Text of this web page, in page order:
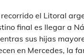
el Litoral
final es llegar a
sus hijas
en Mercedes, la